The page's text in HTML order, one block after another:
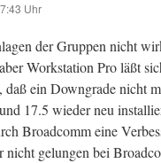
Uhr
der Gruppen nicht
Workstation Pro läßt
daß ein Downgrade nicht
17.5 wieder neu
Broadcomm eine
nicht gelungen bei